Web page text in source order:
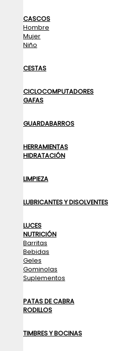
CASCOS
Hombre
Mujer
Niño
CESTAS
CICLOCOMPUTADORES
GAFAS
GUARDABARROS
HERRAMIENTAS
HIDRATACIÓN
LIMPIEZA
LUBRICANTES Y DISOLVENTES
LUCES
NUTRICIÓN
Barritas
Bebidas
Geles
Gominolas
Suplementos
PATAS DE CABRA
RODILLOS
TIMBRES Y BOCINAS